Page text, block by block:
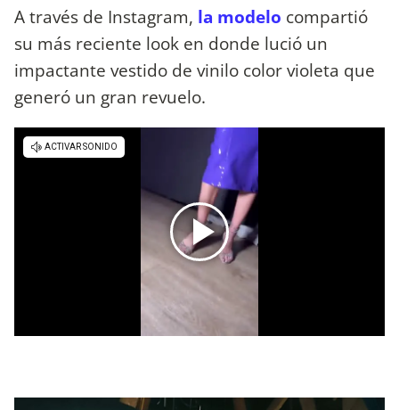
A través de Instagram, la modelo compartió
su más reciente look en donde lució un
impactante vestido de vinilo color violeta que
generó un gran revuelo.